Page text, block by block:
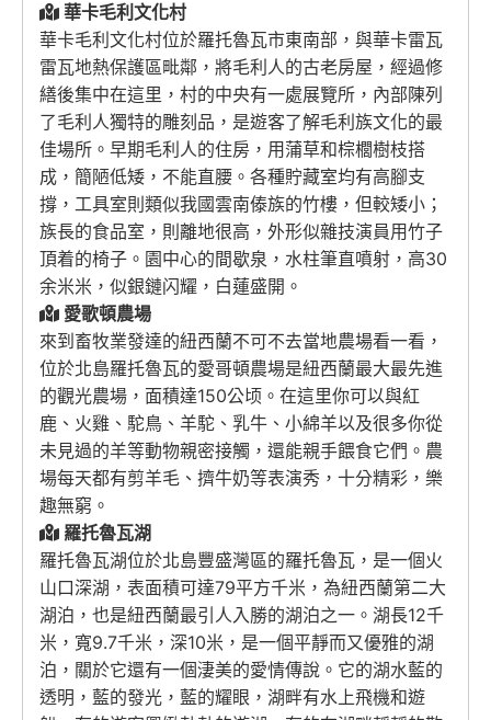
華卡毛利文化村
華卡毛利文化村位於羅托魯瓦市東南部，與華卡雷瓦
雷瓦地熱保護區毗鄰，將毛利人的古老房屋，經過修
繕後集中在這里，村的中央有一處展覽所，內部陳列
了毛利人獨特的雕刻品，是遊客了解毛利族文化的最
佳場所。早期毛利人的住房，用蒲草和棕櫚樹枝搭
成，簡陋低矮，不能直腰。各種貯藏室均有高腳支
撐，工具室則類似我國雲南傣族的竹樓，但較矮小；
族長的食品室，則離地很高，外形似雜技演員用竹子
頂着的椅子。園中心的間歇泉，水柱筆直噴射，高30
余米米，似銀鏈闪耀，白蓮盛開。
愛歌頓農場
來到畜牧業發達的紐西蘭不可不去當地農場看一看，
位於北島羅托魯瓦的愛哥頓農場是紐西蘭最大最先進
的觀光農場，面積達150公顷。在這里你可以與紅
鹿、火雞、駝鳥、羊駝、乳牛、小綿羊以及很多你從
未見過的羊等動物親密接觸，還能親手餵食它們。農
場每天都有剪羊毛、擠牛奶等表演秀，十分精彩，樂
趣無窮。
羅托魯瓦湖
羅托魯瓦湖位於北島豐盛灣區的羅托魯瓦，是一個火
山口深湖，表面積可達79平方千米，為紐西蘭第二大
湖泊，也是紐西蘭最引人入勝的湖泊之一。湖長12千
米，寬9.7千米，深10米，是一個平靜而又優雅的湖
泊，關於它還有一個淒美的愛情傳說。它的湖水藍的
透明，藍的發光，藍的耀眼，湖畔有水上飛機和遊